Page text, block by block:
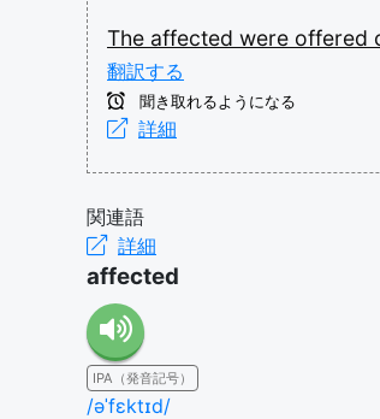
The affected were offered
翻訳する
聞き取れるようになる
詳細
関連語
詳細
affected
IPA（発音記号）
/əˈfɛktɪd/